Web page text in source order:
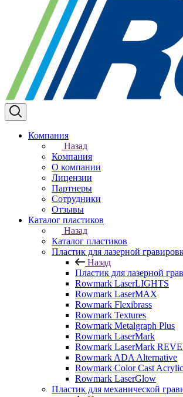
Компания
Назад
Компания
О компании
Лицензии
Партнеры
Сотрудники
Отзывы
Каталог пластиков
Назад
Каталог пластиков
Пластик для лазерной
Назад
Пластик для лазерной
Rowmark LaserLIGHTS
Rowmark LaserMAX
Rowmark Flexibrass
Rowmark Textures
Rowmark Metalgraph Plus
Rowmark LaserMark
Rowmark LaserMark
Rowmark ADA Alternative
Rowmark Color Cast
Rowmark LaserGlow
Пластик для механической